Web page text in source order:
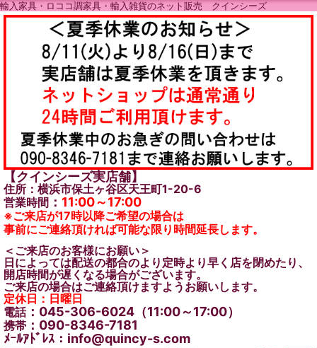
輸入家具・ロココ調家具・輸入雑貨のネット販売 クインシーズ
【クインシーズ実店舗】
住所：横浜市保土ヶ谷区天王町1-20-6
営業時間 ： 11:00～17:00
※ご来店が17時以降ご希望の場合は
事前にご連絡頂ければ可能な限り時間延長します。
＜ご来店のお客様にお願い＞
日によっては配送の都合のより定時より早く店を閉めたり、
開店時間が遅くなる場合がございます。
ご来店の場合はご連絡頂けますようお願いします。
定休日：日曜日
電話：045-306-6024（11:00～17:00）
携帯 ：090-8346-7181
ﾒｰﾙｱﾄﾞﾚｽ：info@quincy-s.com